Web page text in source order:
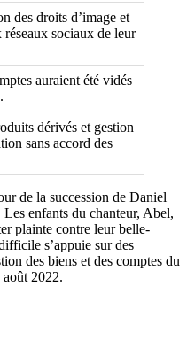
des droits d’image et
réseaux sociaux de leur
auraient été vidés
dérivés et gestion
sans accord des
de la succession de Daniel
enfants du chanteur, Abel,
plainte contre leur belle-
s’appuie sur des
des biens et des comptes du
août 2022.